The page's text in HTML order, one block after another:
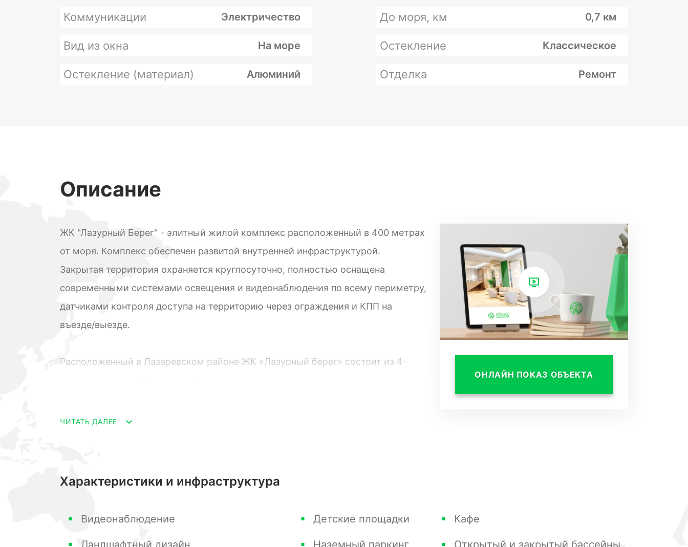
Коммуникации Электричество До моря, км 0,7 км
Вид из окна На море Остекление Классическое
Остекление (материал) Алюминий Отделка Ремонт
Описание
ЖК "Лазурный Берег" - элитный жилой комплекс расположенный в 400 метрах
от моря. Комплекс обеспечен развитой внутренней инфраструктурой.
Закрытая территория охраняется круглосуточно, полностью оснащена
современными системами освещения и видеонаблюдения по всему периметру,
датчиками контроля доступа на территорию через ограждения и КПП на
въезде/выезде.
Расположенный в Лазаревском районе ЖК «Лазурный берег» состоит из 4-
повышенной прочностью. Их внешний вид и внутренняя планировка отвечают
комнатные метражом 50-64 кв.м; 2-комнатные с площадью от 68 кв.м, и
ЧИТАТЬ ДАЛЕЕ
ОНЛАЙН ПОКАЗ ОБЪЕКТА
Характеристики и инфраструктура
Видеонаблюдение Детские площадки Кафе
Ландшафтный дизайн Наземный паркинг Открытый и закрытый бассейны